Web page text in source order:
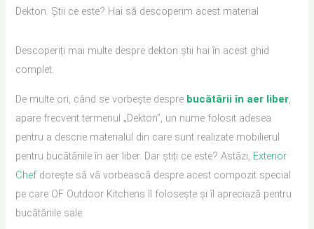
Dekton: Știi ce este? Hai să descoperim acest material
Descoperiți mai multe despre dekton știi hai în acest ghid
complet.
De multe ori, când se vorbește despre bucătării în aer liber,
apare frecvent termenul „Dekton”, un nume folosit adesea
pentru a descrie materialul din care sunt realizate mobilierul
pentru bucătăriile în aer liber. Dar știți ce este? Astăzi, Exterior
Chefdorește să vă vorbească despre acest compozit special
pe care OF Outdoor Kitchens îl folosește și îl apreciază pentru
bucătăriile sale.